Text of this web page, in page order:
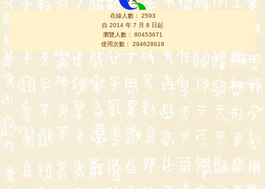
在線人數： 2593
自 2014 年 7 月 8 日起
瀏覽人數： 80453671
使用次數： 294628618